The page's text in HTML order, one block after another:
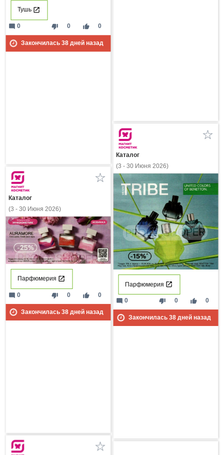
Тушь
thumb_down 0 thumb_up 0
mode_comment 0
Закончилась 38дней назад
Каталог
(3 - 30 Июня 2026)
Парфюмерия
thumb_down 0 thumb_up 0
mode_comment 0
Закончилась 38дней назад
Каталог
(3 - 30 Июня 2026)
Парфюмерия
thumb_down 0 thumb_up 0
mode_comment 0
Закончилась 38дней назад